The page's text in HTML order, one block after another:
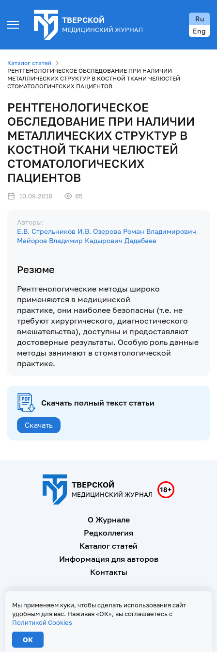
ТВЕРСКОЙ
МЕДИЦИНСКИЙ ЖУРНАЛ
Ru
Eng
Каталог статей
РЕНТГЕНОЛОГИЧЕСКОЕ ОБСЛЕДОВАНИЕ ПРИ НАЛИЧИИ
МЕТАЛЛИЧЕСКИХ СТРУКТУР В КОСТНОЙ ТКАНИ ЧЕЛЮСТЕЙ
СТОМАТОЛОГИЧЕСКИХ ПАЦИЕНТОВ
РЕНТГЕНОЛОГИЧЕСКОЕ
ОБСЛЕДОВАНИЕ ПРИ НАЛИЧИИ
МЕТАЛЛИЧЕСКИХ СТРУКТУР В
КОСТНОЙ ТКАНИ ЧЕЛЮСТЕЙ
СТОМАТОЛОГИЧЕСКИХ
ПАЦИЕНТОВ
10.09.2018 85
Авторы:
Е.В. Стрельников И.В. Озерова Роман Владимирович
Майоров Владимир Кадырович Дадабаев
Резюме
Рентгенологические методы широко
применяются в медицинской
практике, они наиболее безопасны (т.е. не
требуют хирургического, диагностического
вмешательства), доступны и предоставляют
достоверные результаты. Особую роль данные
методы занимают в стоматологической
практике.
Скачать полный текст статьи
Скачать
ТВЕРСКОЙ
МЕДИЦИНСКИЙ ЖУРНАЛ
О Журнале
Редколлегия
Каталог статей
Информация для авторов
Контакты
При копировании текстов ссылка на страницу-первоисточник обязательна
Свидетельство о регистрации Эл № ФС 77 - 67146 от 16
сентября 2016 г
Мы применяем куки, чтобы сделать использования сайт
удобным для вас. Наживая «ОК», вы соглашаетесь с
Политикой Cookies
ОК